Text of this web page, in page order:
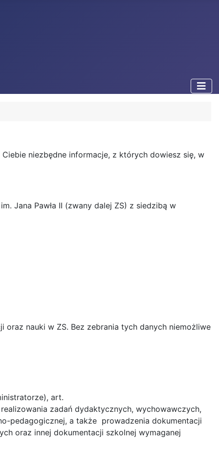
niezbędne informacje, z których dowiesz się, w
Jana Pawła II (zwany dalej ZS) z siedzibą w
nauki w ZS. Bez zebrania tych danych niemożliwe
art.
zadań dydaktycznych, wychowawczych,
pedagogicznej, a także prowadzenia dokumentacji
oraz innej dokumentacji szkolnej wymaganej